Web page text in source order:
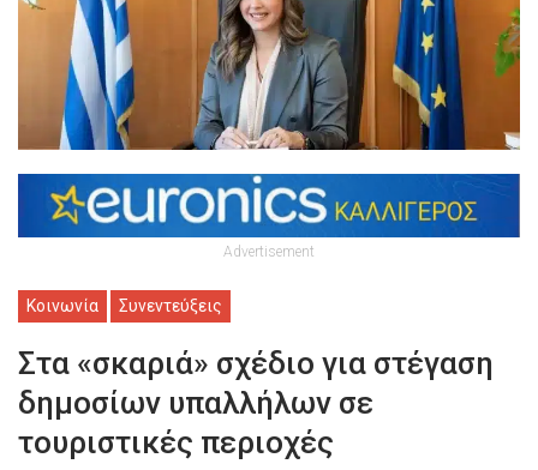
Advertisement
Κοινωνία Συνεντεύξεις
Στα «σκαριά» σχέδιο για στέγαση
δημοσίων υπαλλήλων σε
τουριστικές περιοχές